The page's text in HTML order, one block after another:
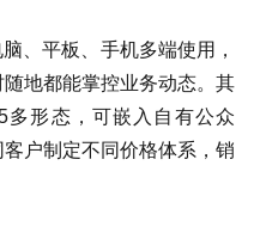
、平板、手机多端使用，
地都能掌控业务动态。其
形态，可嵌入自有公众
户制定不同价格体系，销